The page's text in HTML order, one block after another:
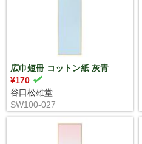
広巾短冊 コットン紙 灰青
¥170
谷口松雄堂
SW100-027